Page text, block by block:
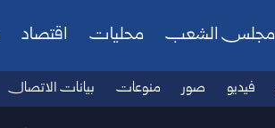
مجلس الشعب محليات اقتصاد
فيديو صور منوعات بيانات الاتصال